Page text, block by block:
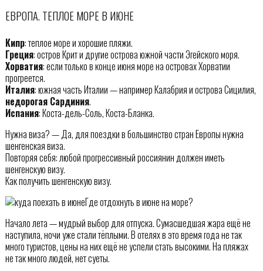
ЕВРОПА. ТЕПЛОЕ МОРЕ В ИЮНЕ
Кипр: теплое море и хорошие пляжи.
Греция: остров Крит и другие острова южной части Эгейского моря.
Хорватия: если только в конце июня море на островах Хорватии
прогреется.
Италия: южная часть Италии — например Калабрия и острова Сицилия,
недорогая Сардиния.
Испания: Коста-дель-Соль, Коста-Бланка.
Нужна виза? — Да, для поездки в большинство стран Европы нужна
шенгенская виза.
Повторяя себя: любой прогрессивный россиянин должен иметь
шенгенскую визу.
Как получить шенгенскую визу.
Где отдохнуть в июне на море?
Начало лета — мудрый выбор для отпуска. Сумасшедшая жара ещё не
наступила, ночи уже стали тёплыми. В отелях в это время года не так
много туристов, цены на них ещё не успели стать высокими. На пляжах
не так много людей, нет суеты.